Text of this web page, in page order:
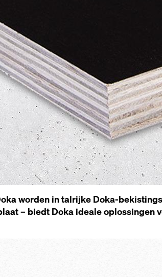
wor­den in tal­rij­ke Doka-
– biedt Doka ide­a­le oplos­sin­gen